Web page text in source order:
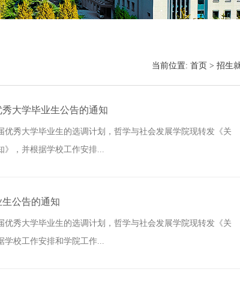
当前位置: 首页 > 招生
大学毕业生公告的通知
秀大学毕业生的选调计划，哲学与社会发展学院现转发《关
》，并根据学校工作安排...
公告的通知
秀大学毕业生的选调计划，哲学与社会发展学院现转发《关
学校工作安排和学院工作...